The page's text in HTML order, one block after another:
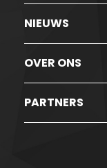
NIEUWS
OVER ONS
PARTNERS